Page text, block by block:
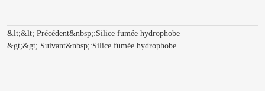
&lt;&lt; Précédent&nbsp;:Silice fumée hydrophobe
&gt;&gt; Suivant&nbsp;:Silice fumée hydrophobe